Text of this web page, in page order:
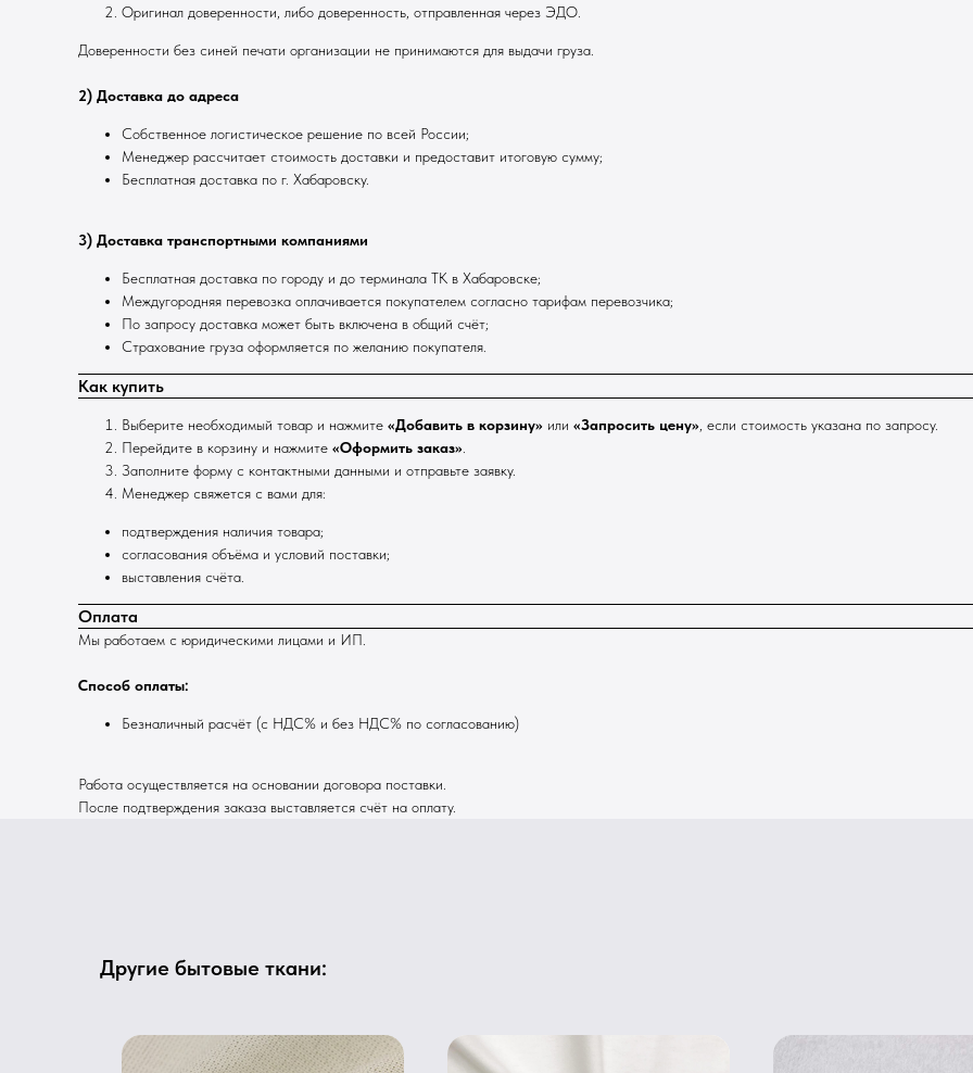
Оригинал доверенности, либо доверенность, отправленная через ЭДО.
Доверенности без синей печати организации не принимаются для выдачи груза.
2) Доставка до адреса
Собственное логистическое решение по всей России;
Менеджер рассчитает стоимость доставки и предоставит итоговую сумму;
Бесплатная доставка по г. Хабаровску.
3) Доставка транспортными компаниями
Бесплатная доставка по городу и до терминала ТК в Хабаровске;
Междугородняя перевозка оплачивается покупателем согласно тарифам перевозчика;
По запросу доставка может быть включена в общий счёт;
Страхование груза оформляется по желанию покупателя.
Как купить
Выберите необходимый товар и нажмите «Добавить в корзину» или «Запросить цену», если стоимость указана по запросу.
Перейдите в корзину и нажмите «Оформить заказ».
Заполните форму с контактными данными и отправьте заявку.
Менеджер свяжется с вами для:
подтверждения наличия товара;
согласования объёма и условий поставки;
выставления счёта.
Оплата
Мы работаем с юридическими лицами и ИП.
Способ оплаты:
Безналичный расчёт (с НДС% и без НДС% по согласованию)
Работа осуществляется на основании договора поставки.
После подтверждения заказа выставляется счёт на оплату.
Другие бытовые ткани: